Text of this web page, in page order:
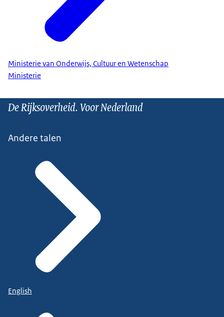
Ministerie van Onderwijs, Cultuur en Wetenschap
Ministerie
De Rijksoverheid. Voor Nederland
Andere talen
English